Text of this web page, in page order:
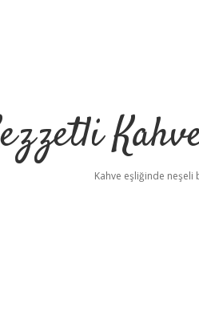
Kahve eşliğinde neşeli